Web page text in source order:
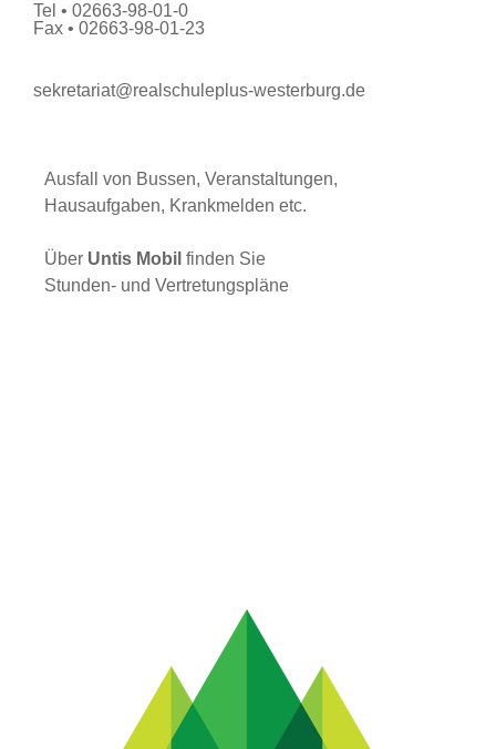
Tel • 02663-98-01-0
Fax • 02663-98-01-23
sekretariat@realschuleplus-westerburg.de
Ausfall von Bussen, Veranstaltungen,
Hausaufgaben, Krankmelden etc.
Über Untis Mobil finden Sie
Stunden- und Vertretungspläne